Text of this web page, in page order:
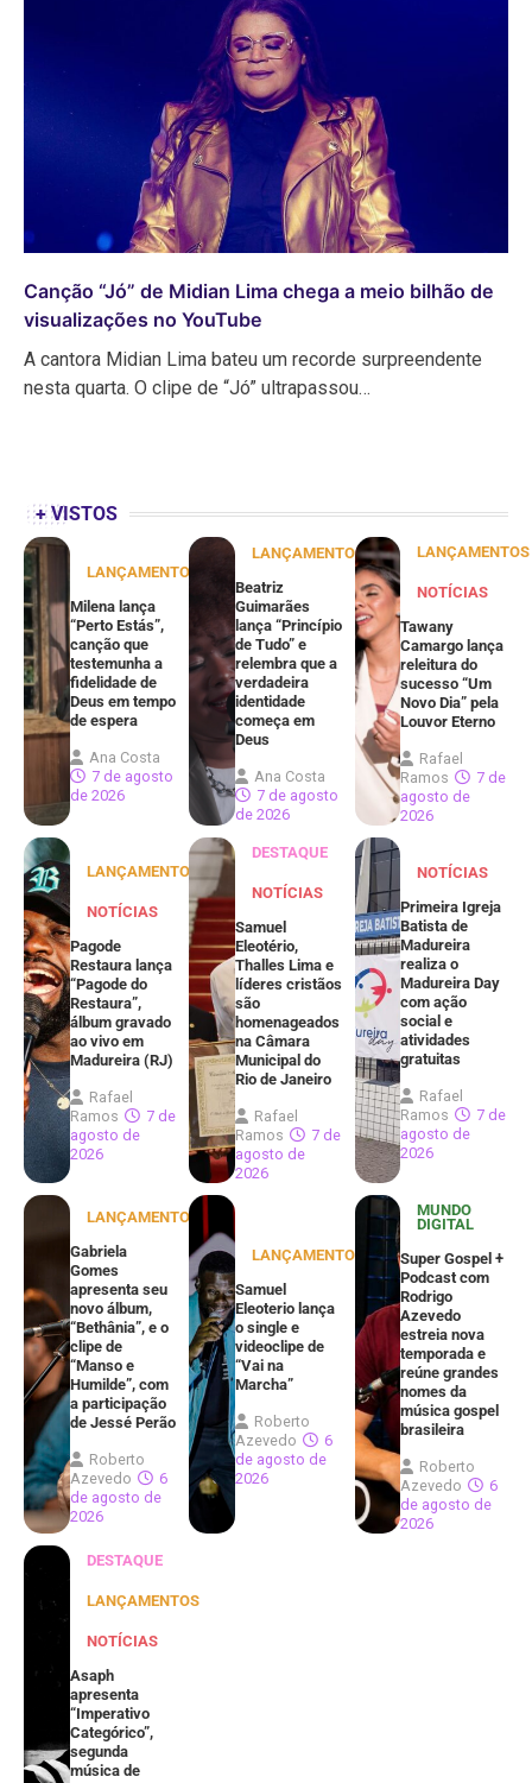
Canção “Jó” de Midian Lima chega a meio bilhão de
visualizações no YouTube
A cantora Midian Lima bateu um recorde surpreendente
nesta quarta. O clipe de “Jó” ultrapassou…
+ VISTOS
LANÇAMENTOS
Milena lança
“Perto Estás”,
canção que
testemunha a
fidelidade de
Deus em tempo
de espera
Ana Costa
7 de agosto
de 2026
LANÇAMENTOS
Beatriz
Guimarães
lança “Princípio
de Tudo” e
relembra que a
verdadeira
identidade
começa em
Deus
Ana Costa
7 de agosto
de 2026
LANÇAMENTOS
NOTÍCIAS
Tawany
Camargo lança
releitura do
sucesso “Um
Novo Dia” pela
Louvor Eterno
Rafael
Ramos
7 de
agosto de
2026
LANÇAMENTOS
NOTÍCIAS
Pagode
Restaura lança
“Pagode do
Restaura”,
álbum gravado
ao vivo em
Madureira (RJ)
Rafael
Ramos
7 de
agosto de
2026
DESTAQUE
NOTÍCIAS
Samuel
Eleotério,
Thalles Lima e
líderes cristãos
são
homenageados
na Câmara
Municipal do
Rio de Janeiro
Rafael
Ramos
7 de
agosto de
2026
NOTÍCIAS
Primeira Igreja
Batista de
Madureira
realiza o
Madureira Day
com ação
social e
atividades
gratuitas
Rafael
Ramos
7 de
agosto de
2026
LANÇAMENTOS
Gabriela
Gomes
apresenta seu
novo álbum,
“Bethânia”, e o
clipe de
“Manso e
Humilde”, com
a participação
de Jessé Perão
Roberto
Azevedo
6
de agosto de
2026
LANÇAMENTOS
Samuel
Eleoterio lança
o single e
videoclipe de
“Vai na
Marcha”
Roberto
Azevedo
6
de agosto de
2026
MUNDO
DIGITAL
Super Gospel +
Podcast com
Rodrigo
Azevedo
estreia nova
temporada e
reúne grandes
nomes da
música gospel
brasileira
Roberto
Azevedo
6
de agosto de
2026
DESTAQUE
LANÇAMENTOS
NOTÍCIAS
Asaph
apresenta
“Imperativo
Categórico”,
segunda
música de